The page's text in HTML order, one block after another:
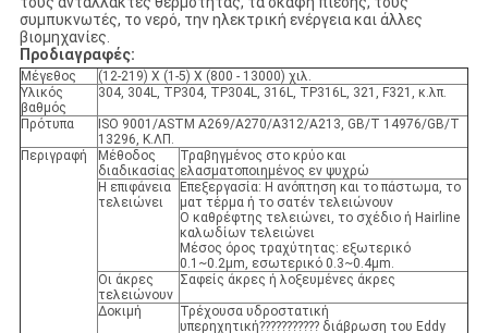
συμπυκνωτές, το νερό, την ηλεκτρική ενέργεια και άλλες
βιομηχανίες.
Προδιαγραφές:
Μέγεθος
(12-219) Χ (1-5) Χ (800 - 13000) χιλ.
Υλικός
βαθμός
304, 304L, TP304, TP304L, 316L, TP316L, 321, F321, κ.λπ.
Πρότυπα
ISO 9001/ASTM A269/A270/A312/A213, GB/T 14976/GB/T
13296, Κ.ΛΠ.
Περιγραφή
Μέθοδος
διαδικασίας
Τραβηγμένος στο κρύο και
ελασματοποιημένος εν ψυχρώ
Η επιφάνεια
τελειώνει
Επεξεργασία: Η ανόπτηση και το πάστωμα, το
ματ τέρμα ή το σατέν τελειώνουν
Ο καθρέφτης τελειώνει, το σχέδιο ή Hairline
καλωδίων τελειώνει
Μέσος όρος τραχύτητας: εξωτερικό
0.1~0.2μm, εσωτερικό 0.3~0.4μm.
Οι άκρες
τελειώνουν
Σαφείς άκρες ή λοξευμένες άκρες
Δοκιμή
Τρέχουσα υδροστατική
υπερηχητική??????????? διάβρωση του Eddy